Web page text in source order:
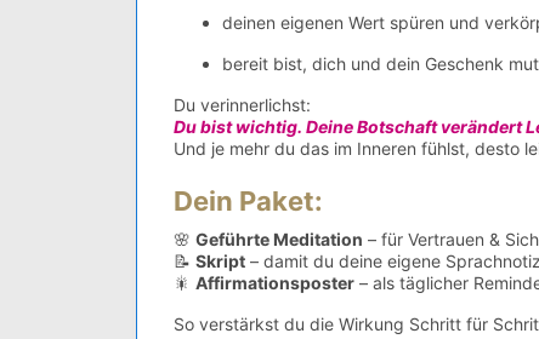
deinen eigenen Wert spüren und
bereit bist, dich und dein Geschenk
Du verinnerlichst:
Du bist wichtig. Deine Botschaft verändert
Und je mehr du das im Inneren fühlst, desto
Dein Paket:
🌸 Geführte Meditation – für Vertrauen &
📝 Skript – damit du deine eigene
🎇 Affirmationsposter – als täglicher
So verstärkst du die Wirkung Schritt für